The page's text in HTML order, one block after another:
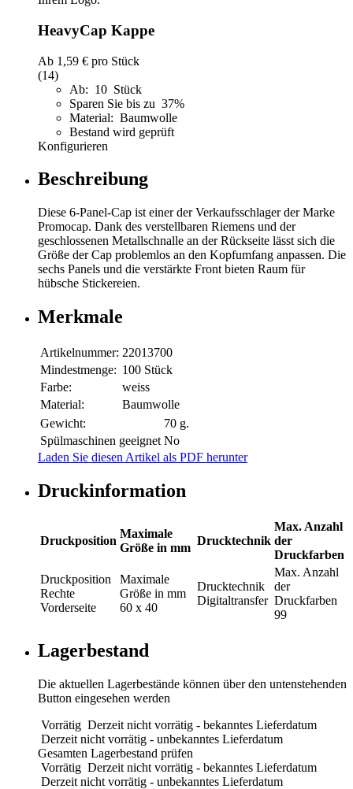
HeavyCap Kappe
Ab 1,59 € pro Stück
(14)
Ab: 10 Stück
Sparen Sie bis zu 37%
Material: Baumwolle
Bestand wird geprüft
Konfigurieren
Beschreibung
Diese 6-Panel-Cap ist einer der Verkaufsschlager der Marke
Promocap. Dank des verstellbaren Riemens und der
geschlossenen Metallschnalle an der Rückseite lässt sich die
Größe der Cap problemlos an den Kopfumfang anpassen. Die
sechs Panels und die verstärkte Front bieten Raum für
hübsche Stickereien.
Merkmale
Artikelnummer: 22013700
Mindestmenge: 100 Stück
Farbe:
weiss
Material:
Baumwolle
Gewicht:
70 g.
Spülmaschinen geeignet No
Laden Sie diesen Artikel als PDF herunter
Druckinformation
Druckposition
Maximale
Größe in mm
Drucktechnik
Max. Anzahl
der
Druckfarben
Druckposition
Rechte
Vorderseite
Maximale
Größe in mm
60 x 40
Drucktechnik
Digitaltransfer
Max. Anzahl
der
Druckfarben
99
Lagerbestand
Die aktuellen Lagerbestände können über den untenstehenden
Button eingesehen werden
Vorrätig Derzeit nicht vorrätig - bekanntes Lieferdatum
Derzeit nicht vorrätig - unbekanntes Lieferdatum
Gesamten Lagerbestand prüfen
Vorrätig Derzeit nicht vorrätig - bekanntes Lieferdatum
Derzeit nicht vorrätig - unbekanntes Lieferdatum